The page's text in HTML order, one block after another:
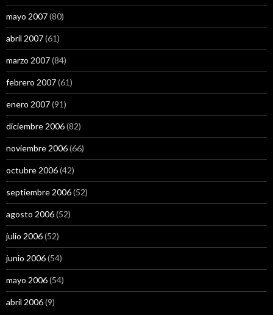
mayo 2007(80)
abril 2007(61)
marzo 2007(84)
febrero 2007(61)
enero 2007(91)
diciembre 2006(82)
noviembre 2006(66)
octubre 2006(42)
septiembre 2006(52)
agosto 2006(52)
julio 2006(52)
junio 2006(54)
mayo 2006(54)
abril 2006(9)